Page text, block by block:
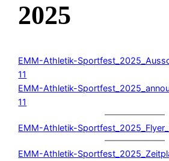
2025
EMM-Athletik-
11
EMM-Athletik-
11
EMM-Athletik-
EMM-Athletik-